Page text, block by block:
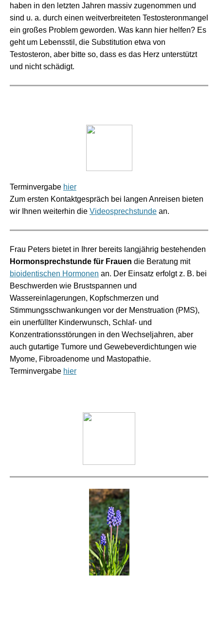
haben in den letzten Jahren massiv zugenommen und
sind u. a. durch einen weitverbreiteten Testosteronmangel
ein großes Problem geworden. Was kann hier helfen? Es
geht um Lebensstil, die Substitution etwa von
Testosteron, aber bitte so, dass es das Herz unterstützt
und nicht schädigt.
Terminvergabe hier
Zum ersten Kontaktgespräch bei langen Anreisen bieten
wir Ihnen weiterhin die Videosprechstunde an.
Frau Peters bietet in Ihrer bereits langjährig bestehenden
Hormonsprechstunde für Frauen die Beratung mit
bioidentischen Hormonen an. Der Einsatz erfolgt z. B. bei
Beschwerden wie Brustspannen und
Wassereinlagerungen, Kopfschmerzen und
Stimmungsschwankungen vor der Menstruation (PMS),
ein unerfüllter Kinderwunsch, Schlaf- und
Konzentrationsstörungen in den Wechseljahren, aber
auch gutartige Tumore und Gewebeverdichtungen wie
Myome, Fibroadenome und Mastopathie.
Terminvergabe hier